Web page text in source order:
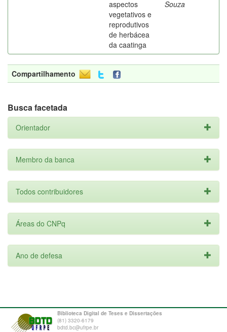
aspectos
vegetativos e
reprodutivos
de herbácea
da caatinga
Souza
Compartilhamento
Busca facetada
Orientador
Membro da banca
Todos contribuidores
Áreas do CNPq
Ano de defesa
Biblioteca Digital de Teses e Dissertações
(81) 3320-6179
bdtd.bc@ufrpe.br